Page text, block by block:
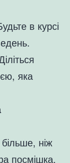
в курсі
яка
ніж
посмішка,